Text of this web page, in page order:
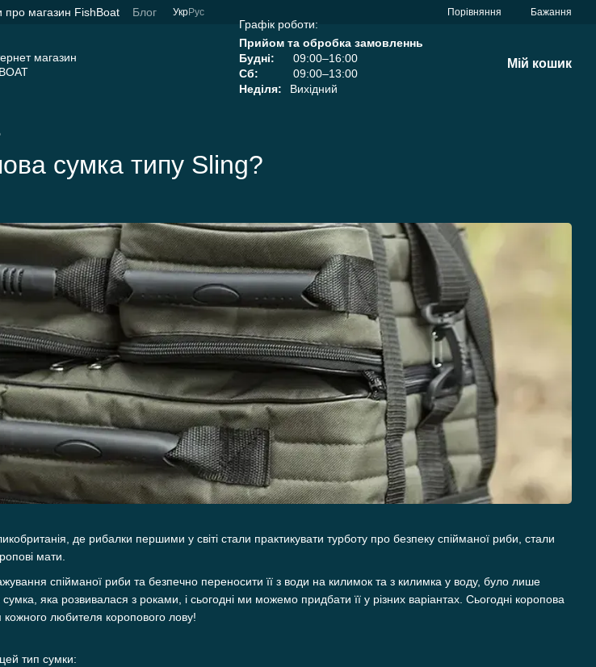
про магазин FishBoat Блог УкрРус Порівняння Бажання
Графік роботи:
Прийом та обробка замовленнь
Будні:
09:00–16:00
Сб:
09:00–13:00
Неділя:
Вихідний
Мій кошик
сумка типу Sling?
де рибалки першими у світі стали практикувати турботу про безпеку спійманої риби, стали
мати.
спійманої риби та безпечно переносити її з води на килимок та з килимка у воду, було лише
яка розвивалася з роками, і сьогодні ми можемо придбати її у різних варіантах. Сьогодні коропова
любителя коропового лову!
тип сумки: